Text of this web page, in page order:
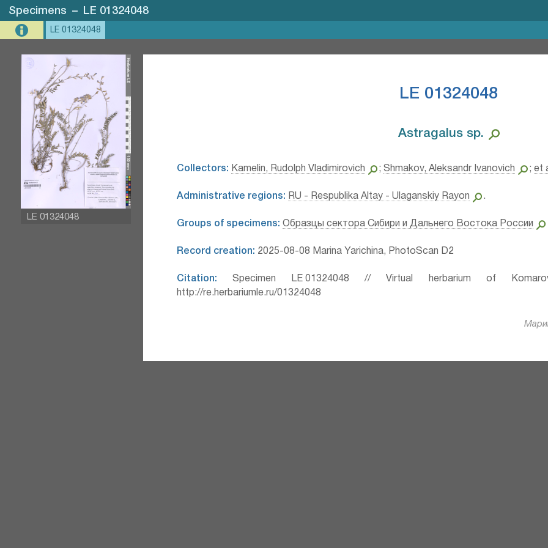
Specimens – LE 01324048
LE 01324048
LE 01324048
LE 01324048
Astragalus sp.⁣
Collectors: Kamelin, Rudolph Vladimirovich ;Shmakov, Aleksandr Ivanovich ; et
Administrative regions: RU - Respublika Altay - Ulaganskiy Rayon .
Groups of specimens: Образцы сектора Сибири и Дальнего Востока России
Record creation: 2025-08-08 Marina Yarichina, PhotoScan D2
Citation: Specimen LE 01324048 // Virtual herbarium of
http://re.herbariumle.ru/01324048